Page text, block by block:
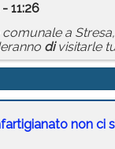
11:26
a
divisitarle
non ci